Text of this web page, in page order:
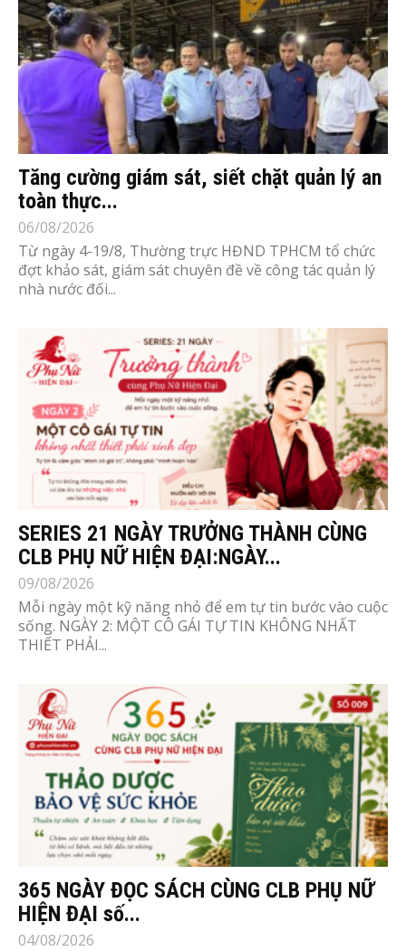
Tăng cường giám sát, siết chặt quản lý an
toàn thực...
06/08/2026
Từ ngày 4-19/8, Thường trực HĐND TPHCM tổ chức
đợt khảo sát, giám sát chuyên đề về công tác quản lý
nhà nước đối...
SERIES 21 NGÀY TRƯỞNG THÀNH CÙNG
CLB PHỤ NỮ HIỆN ĐẠI:NGÀY...
09/08/2026
Mỗi ngày một kỹ năng nhỏ để em tự tin bước vào cuộc
sống. NGÀY 2: MỘT CÔ GÁI TỰ TIN KHÔNG NHẤT
THIẾT PHẢI...
365 NGÀY ĐỌC SÁCH CÙNG CLB PHỤ NỮ
HIỆN ĐẠI số...
04/08/2026